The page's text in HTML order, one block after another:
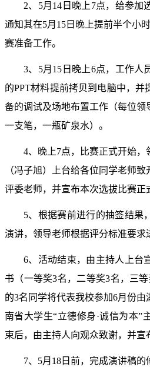
2、 5月 14 日晚上 7点，给参加
通知其在5月 15 日晚上提前半个小
赛准备工作。
3、 5月 15 日晚上6点，工作人
的PPT材料提前拷贝到电脑中，并
备的调试及场地布置工作（每位领
一支笔，一瓶矿泉水）。
4、晚上7点，比赛正式开始，
（冯子旭）上台给各位同学老师
评委老师，并宣布本次选拔比赛正
5、根据赛前进行的抽签结果
演讲，领导老师根据评分标准要求
6、活动结束，由主持人上台
书（一等奖3名，二等奖3名，三等
的3名同学将代表我校参加6月份由
南省大学生“立德修身·诚信为本”
束后，由主持人向观众致谢，并宣
7、 5月 18 日前，完成演讲稿